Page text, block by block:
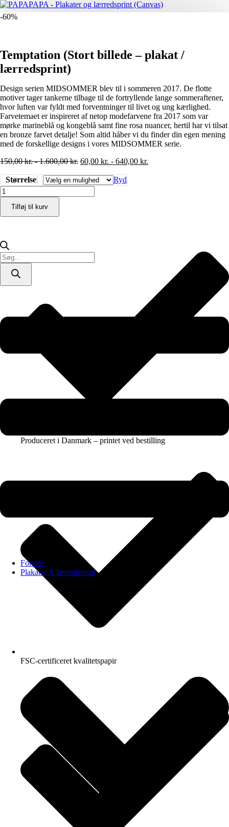
Products
search
Forside
Plakater & lærredsprint
-60%
Temptation (Stort billede – plakat /
lærredsprint)
Design serien MIDSOMMER blev til i sommeren 2017. De flotte
motiver tager tankerne tilbage til de fortryllende lange sommeraftener,
hvor luften var fyldt med forventninger til livet og ung kærlighed.
Farvetemaet er inspireret af netop modefarvene fra 2017 som var
mørke marineblå og kongeblå samt fine rosa nuancer, hertil har vi tilsat
en bronze farvet detalje! Som altid håber vi du finder din egen mening
med de forskellige designs i vores MIDSOMMER serie.
150,00kr.-1.600,00kr. 60,00 kr. - 640,00 kr.
Størrelse
Ryd
Temptation
(Stort
billede
-
lærredsprint)
antal
Tilføj til kurv
Produceret i Danmark – printet ved bestilling
FSC-certificeret kvalitetspapir